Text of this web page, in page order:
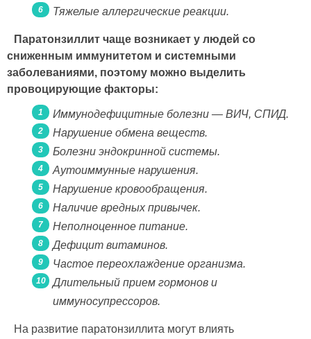
Тяжелые аллергические реакции.
Паратонзиллит чаще возникает у людей со
сниженным иммунитетом и системными
заболеваниями, поэтому можно выделить
провоцирующие факторы:
Иммунодефицитные болезни — ВИЧ, СПИД.
Нарушение обмена веществ.
Болезни эндокринной системы.
Аутоиммунные нарушения.
Нарушение кровообращения.
Наличие вредных привычек.
Неполноценное питание.
Дефицит витаминов.
Частое переохлаждение организма.
Длительный прием гормонов и
иммуносупрессоров.
На развитие паратонзиллита могут влиять